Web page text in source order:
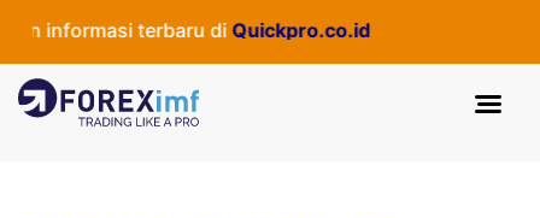
informasi terbaru diQuickpro.co.id